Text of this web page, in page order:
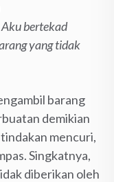
Aku bertekad
yang tidak
barang
demikian
mencuri,
Singkatnya,
diberikan oleh